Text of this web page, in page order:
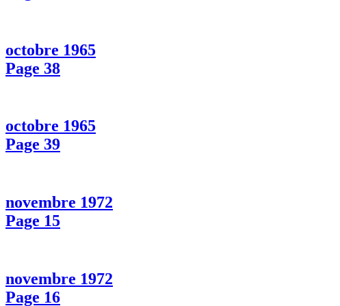
octobre 1965
Page 38
octobre 1965
Page 39
novembre 1972
Page 15
novembre 1972
Page 16